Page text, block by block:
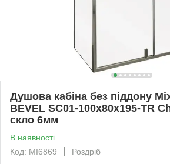
Душова кабіна без піддону
BEVEL SC01-100x80x195-TR
скло 6мм
В наявності
Код: MI6869
Роздріб